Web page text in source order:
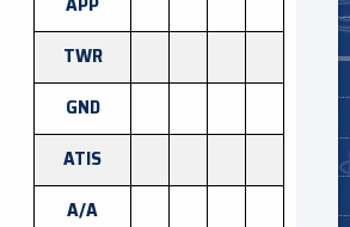
TWR
GND
ATIS
A/A